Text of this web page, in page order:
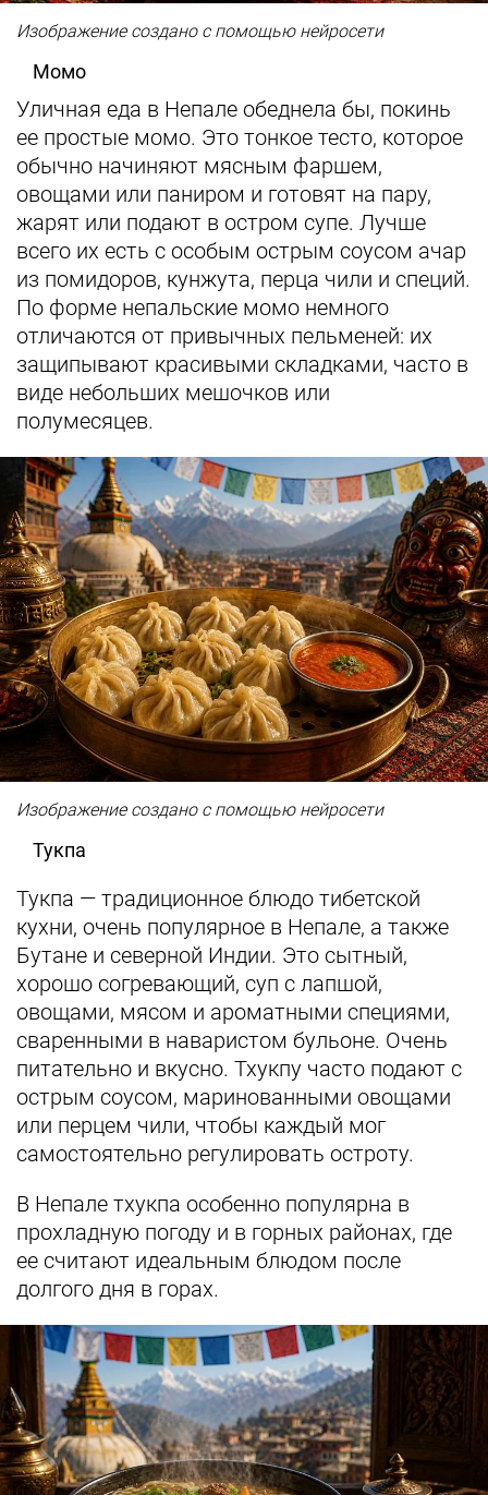
Изображение создано с помощью нейросети
Момо
Уличная еда в Непале обеднела бы, покинь
ее простые момо. Это тонкое тесто, которое
обычно начиняют мясным фаршем,
овощами или паниром и готовят на пару,
жарят или подают в остром супе. Лучше
всего их есть с особым острым соусом ачар
из помидоров, кунжута, перца чили и специй.
По форме непальские момо немного
отличаются от привычных пельменей: их
защипывают красивыми складками, часто в
виде небольших мешочков или
полумесяцев.
Изображение создано с помощью нейросети
Тукпа
Тукпа — традиционное блюдо тибетской
кухни, очень популярное в Непале, а также
Бутане и северной Индии. Это сытный,
хорошо согревающий, суп с лапшой,
овощами, мясом и ароматными специями,
сваренными в наваристом бульоне. Очень
питательно и вкусно. Тхукпу часто подают с
острым соусом, маринованными овощами
или перцем чили, чтобы каждый мог
самостоятельно регулировать остроту.
В Непале тхукпа особенно популярна в
прохладную погоду и в горных районах, где
ее считают идеальным блюдом после
долгого дня в горах.